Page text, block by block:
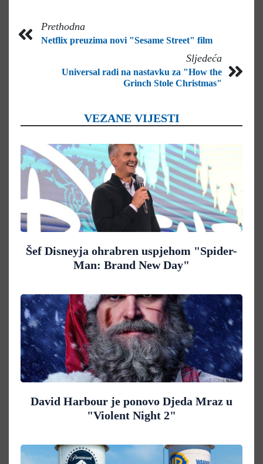
Prethodna
Netflix preuzima novi "Sesame Street" film
Sljedeća
Universal radi na nastavku za "How the
Grinch Stole Christmas"
VEZANE VIJESTI
Šef Disneyja ohrabren uspjehom "Spider-
Man: Brand New Day"
David Harbour je ponovo Djeda Mraz u
"Violent Night 2"